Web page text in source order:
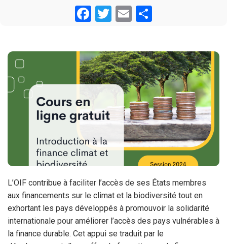
Facebook
Twitter
Email
L’OIF contribue à faciliter l’accès de ses États membres
aux financements sur le climat et la biodiversité tout en
exhortant les pays développés à promouvoir la solidarité
internationale pour améliorer l’accès des pays vulnérables à
la finance durable. Cet appui se traduit par le